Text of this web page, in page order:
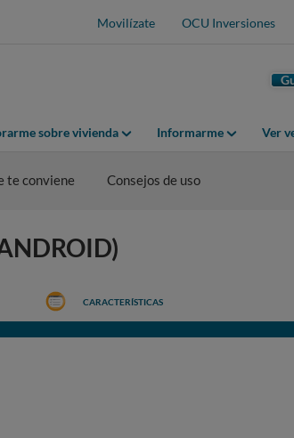
Movilízate OCU Inversiones
sobre vivienda Informarme Ver
te conviene Consejos de uso
CARACTERÍSTICAS